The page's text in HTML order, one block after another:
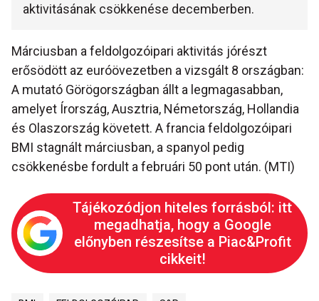
aktivitásának csökkenése decemberben.
Márciusban a feldolgozóipari aktivitás jórészt
erősödött az euróövezetben a vizsgált 8 országban:
A mutató Görögországban állt a legmagasabban,
amelyet Írország, Ausztria, Németország, Hollandia
és Olaszország követett. A francia feldolgozóipari
BMI stagnált márciusban, a spanyol pedig
csökkenésbe fordult a februári 50 pont után. (MTI)
Tájékozódjon hiteles forrásból: itt
megadhatja, hogy a Google
előnyben részesítse a Piac&Profit
cikkeit!